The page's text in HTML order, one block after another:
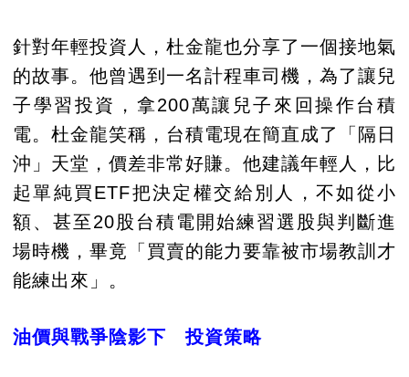
針對年輕投資人，杜金龍也分享了一個接地氣
的故事。他曾遇到一名計程車司機，為了讓兒
子學習投資，拿200萬讓兒子來回操作台積
電。杜金龍笑稱，台積電現在簡直成了「隔日
沖」天堂，價差非常好賺。他建議年輕人，比
起單純買ETF把決定權交給別人，不如從小
額、甚至20股台積電開始練習選股與判斷進
場時機，畢竟「買賣的能力要靠被市場教訓才
能練出來」。
油價與戰爭陰影下 投資策略